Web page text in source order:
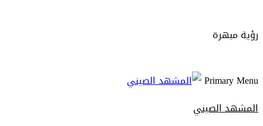
رؤية مبهرة
Primary Menu
المشهد الصيني